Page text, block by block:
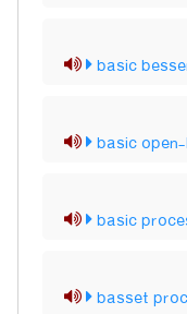
basic
basic
basic
basset